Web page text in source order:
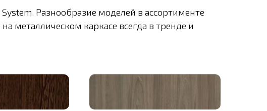
Разнообразие моделей в ассортименте
металлическом каркасе всегда в тренде и